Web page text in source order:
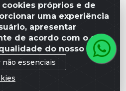
próprios e de
uma experiência
apresentar
de acordo com o seu
do nosso site.
não essenciais
14, Polo Empresarial Goiás
15; Lote 04, Aparecida de
- CNPJ 10.641.901/0001-16